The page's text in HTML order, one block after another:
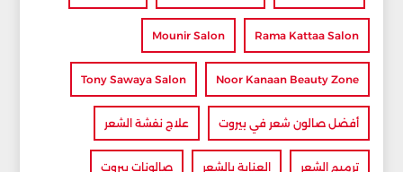
Rama Kattaa Salon
Mounir Salon
Noor Kanaan Beauty Zone
Tony Sawaya Salon
أفضل صالون شعر في بيروت علاج نفشة الشعر
ترميم الشعر العناية بالشعر صالونات بيروت